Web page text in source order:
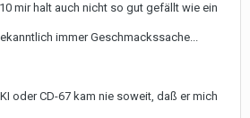
mir halt auch nicht so gut gefällt wie ein
immer Geschmackssache...
oder CD-67 kam nie soweit, daß er mich